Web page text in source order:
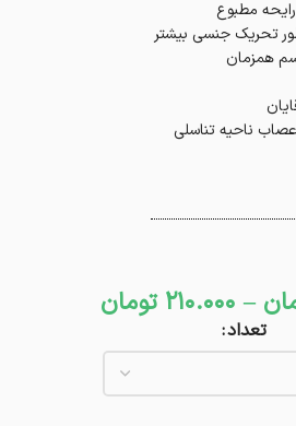
مطبوع
همزمان
ناحیه تناسلی
–
210.000 تومان
تعداد